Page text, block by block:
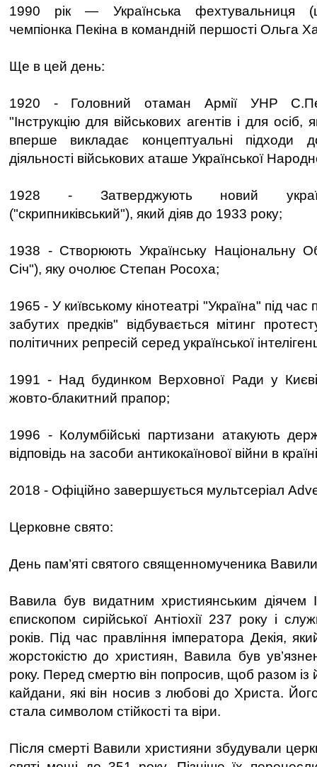
1990 рік — Українська фехтувальниця
чемпіонка Пекіна в командній першості Ольга
Ще в цей день:
1920 - Головний отаман Армії УНР
"Інструкцію для військових агентів і для осіб,
вперше викладає концептуальні
діяльності військових аташе Української
1928 - Затверджують новий
("скрипниківський"), який діяв до 1933 року;
1938 - Створюють Українську Національну
Січ"), яку очолює Степан Росоха;
1965 - У київському кінотеатрі "Україна" під
забутих предків" відбувається мітинг
політичних репресій серед української
1991 - Над будинком Верховної Ради у
жовто-блакитний прапор;
1996 - Колумбійські партизани атакують
відповідь на засоби антикокаїнової війни в
2018 - Офіційно завершується мультсеріал
Церковне свято:
День пам’яті святого священномученика
Вавила був видатним християнським діячем
єпископом сирійської Антіохії 237 року і
років. Під час правління імператора Декія,
жорстокістю до християн, Вавила був
року. Перед смертю він попросив, щоб разом із
кайдани, які він носив з любові до Христа.
стала символом стійкості та віри.
Після смерті Вавили християни збудували